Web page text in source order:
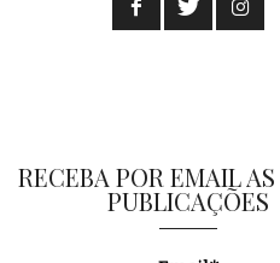
RECEBA POR EMAIL
PUBLICAÇÕES